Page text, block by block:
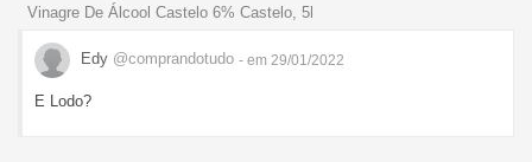
Vinagre De Álcool Castelo 6% Castelo, 5l
Edy @comprandotudo - em 29/01/2022
E Lodo?